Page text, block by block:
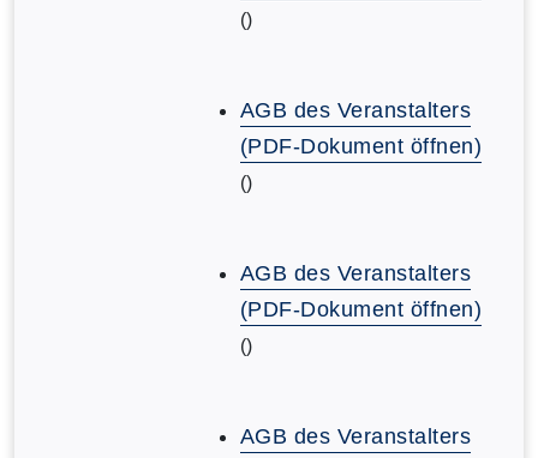
()
AGB des Veranstalters
(PDF-Dokument öffnen)
()
AGB des Veranstalters
(PDF-Dokument öffnen)
()
AGB des Veranstalters